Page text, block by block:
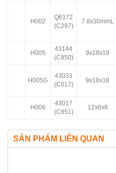
H002
Q6172
(C297)
7.8x30mmL
H005
43144
(C850)
9x18x18
H005G
43033
(C017)
9x18x18
H006
43017
(C851)
12x6x6
SẢN PHẨM LIÊN QUAN